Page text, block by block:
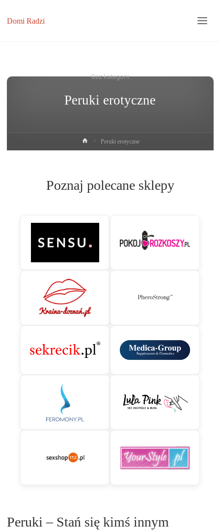
Domi Radzi
Peruki erotyczne
Bez kategorii
Strona
główna
Peruki erotyczne
Poznaj polecane sklepy
Peruki – Stań się kimś innym